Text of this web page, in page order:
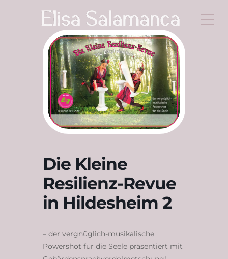
Die Kleine
Resilienz-Revue
in Hildesheim 2
– der vergnüglich-musikalische
Powershot für die Seele präsentiert mit